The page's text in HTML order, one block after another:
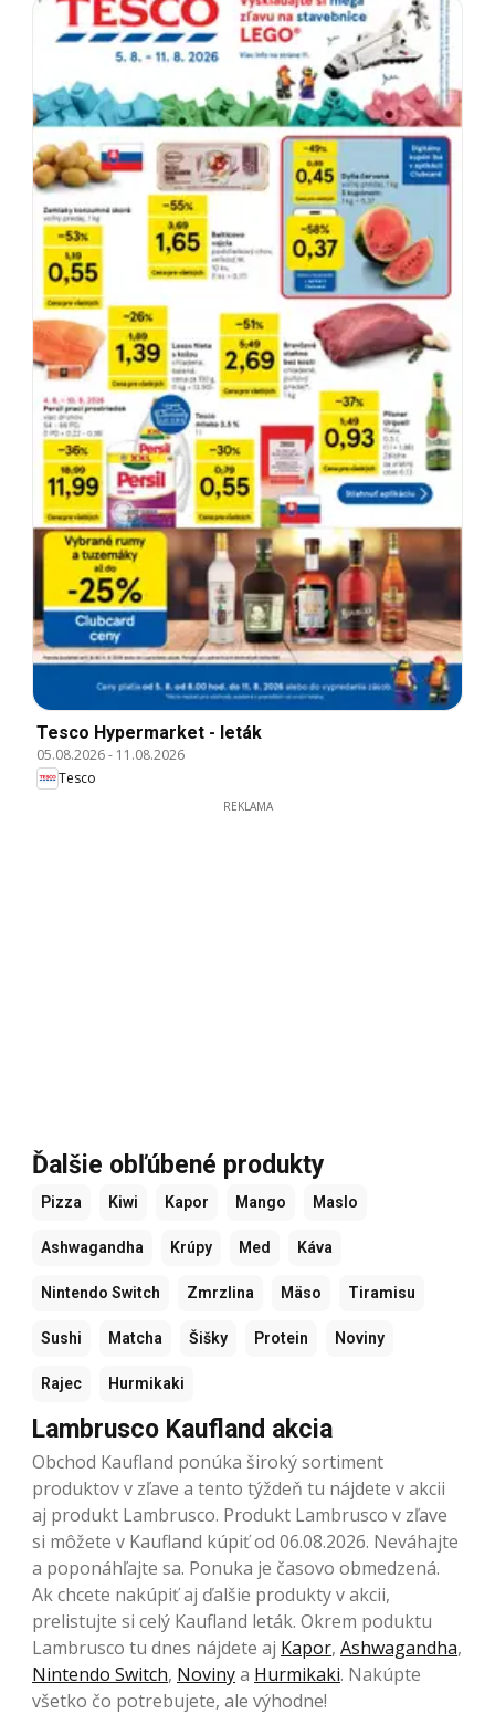
Tesco Hypermarket - leták
05.08.2026- 11.08.2026
Tesco
REKLAMA
Ďalšie obľúbené produkty
Pizza Kiwi Kapor Mango Maslo
Ashwagandha Krúpy Med Káva
Nintendo Switch Zmrzlina Mäso Tiramisu
Sushi Matcha Šišky Protein Noviny
Rajec Hurmikaki
Lambrusco Kaufland akcia
Obchod Kaufland ponúka široký sortiment
produktov v zľave a tento týždeň tu nájdete v akcii
aj produkt Lambrusco. Produkt Lambrusco v zľave
si môžete v Kaufland kúpiť od 06.08.2026. Neváhajte
a poponáhľajte sa. Ponuka je časovo obmedzená.
Ak chcete nakúpiť aj ďalšie produkty v akcii,
prelistujte si celý Kaufland leták. Okrem poduktu
Lambrusco tu dnes nájdete aj Kapor, Ashwagandha,
Nintendo Switch, Novinya Hurmikaki. Nakúpte
všetko čo potrebujete, ale výhodne!